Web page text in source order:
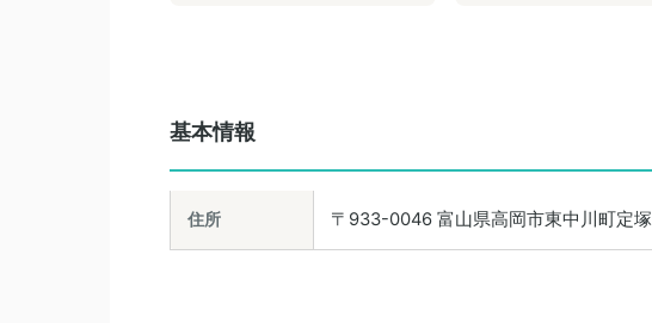
基本情報
住所 〒933-0046 富山県高岡市東中川町定塚